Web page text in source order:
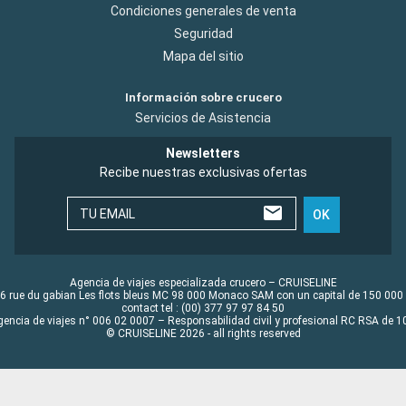
Condiciones generales de venta
Seguridad
Mapa del sitio
Información sobre crucero
Servicios de Asistencia
Newsletters
Recibe nuestras exclusivas ofertas
TU EMAIL OK
Agencia de viajes especializada crucero – CRUISELINE
rue du gabian Les flots bleus MC 98 000 Monaco SAM con un capital de 150 000
contact tel : (00) 377 97 97 84 50
de viajes n° 006 02 0007 – Responsabilidad civil y profesional RC RSA de
© CRUISELINE 2026 - all rights reserved